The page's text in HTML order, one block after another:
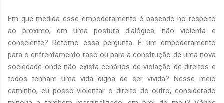
Em que medida esse empoderamento é baseado no respeito
ao próximo, em uma postura dialógica, não violenta e
consciente? Retomo essa pergunta. É um empoderamento
para o enfrentamento raso ou para a construção de uma nova
sociedade onde não exista cenários de violação de direitos e
todos tenham uma vida digna de ser vivida? Nesse meio
caminho, eu posso violentar o direito do outro, considerado